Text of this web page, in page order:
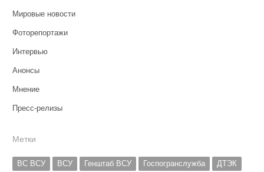
Мировые новости
Фоторепортажи
Интервью
Анонсы
Мнение
Пресс-релизы
Метки
ВС ВСУ ВСУ Генштаб ВСУ Госпогранслужба
ДТЭК